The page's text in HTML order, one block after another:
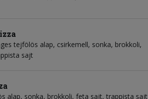
tejfölös alap, csirkemell, sonka, brokkoli,
sajt
alap, sonka, brokkoli, feta sajt, trappista sajt